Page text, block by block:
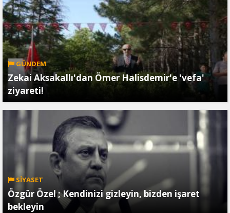
GÜNDEM
Zekai Aksakallı'dan Ömer Halisdemir'e 'vefa'
ziyareti!
SİYASET
Özgür Özel ; Kendinizi gizleyin, bizden işaret
bekleyin